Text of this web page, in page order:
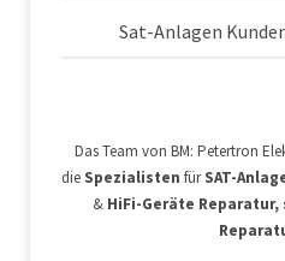
Sat-Anlagen
Das Team von BM: Petertron
die Spezialisten fürSAT-
& HiFi-Geräte